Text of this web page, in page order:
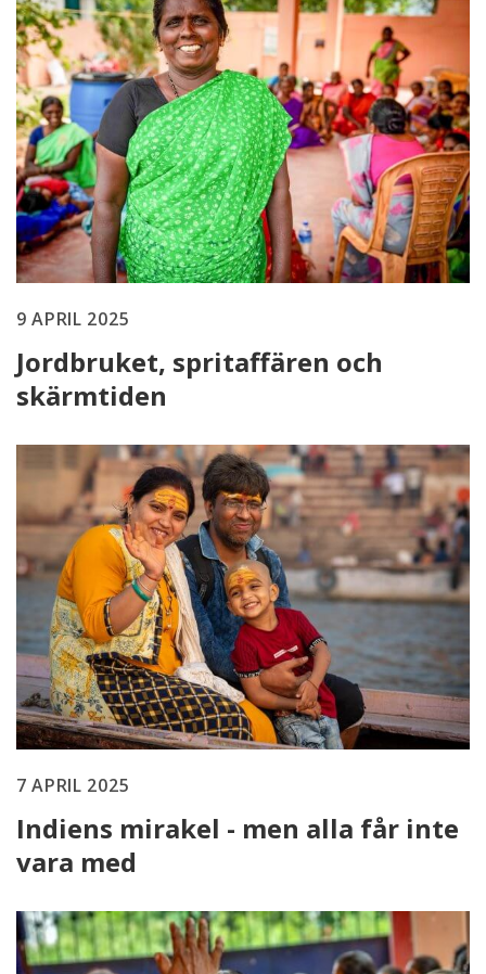
9 APRIL 2025
Jordbruket, spritaffären och
skärmtiden
7 APRIL 2025
Indiens mirakel - men alla får inte
vara med